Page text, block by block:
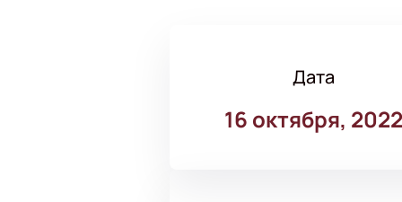
Дата
16 октября, 2022